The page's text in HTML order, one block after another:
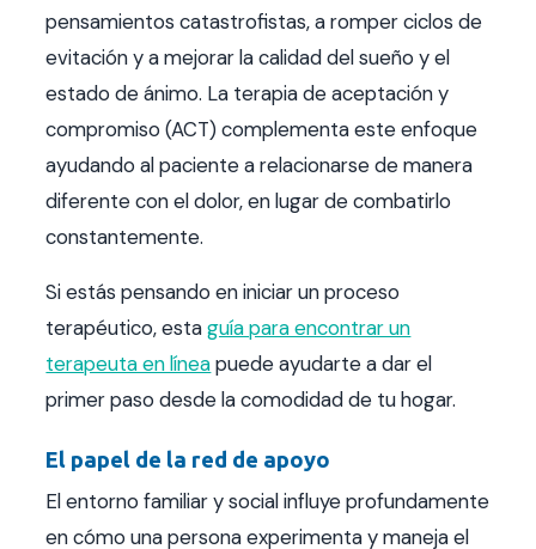
pensamientos catastrofistas, a romper ciclos de
evitación y a mejorar la calidad del sueño y el
estado de ánimo. La terapia de aceptación y
compromiso (ACT) complementa este enfoque
ayudando al paciente a relacionarse de manera
diferente con el dolor, en lugar de combatirlo
constantemente.
Si estás pensando en iniciar un proceso
terapéutico, estaguía para encontrar un
terapeuta en líneapuede ayudarte a dar el
primer paso desde la comodidad de tu hogar.
El papel de la red de apoyo
El entorno familiar y social influye profundamente
en cómo una persona experimenta y maneja el